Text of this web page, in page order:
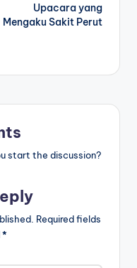
Upacara yang
Mengaku Sakit Perut
start the discussion?
Required fields
*